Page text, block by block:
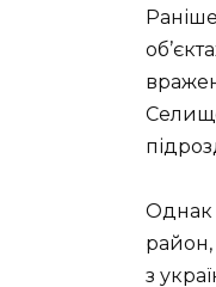
Однак
район,
з